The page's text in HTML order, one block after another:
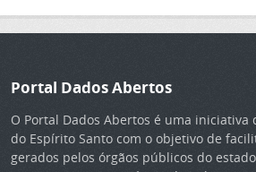
Portal Dados Abertos
O Portal Dados Abertos é uma iniciativa
do Espírito Santo com o objetivo de
gerados pelos órgãos públicos do